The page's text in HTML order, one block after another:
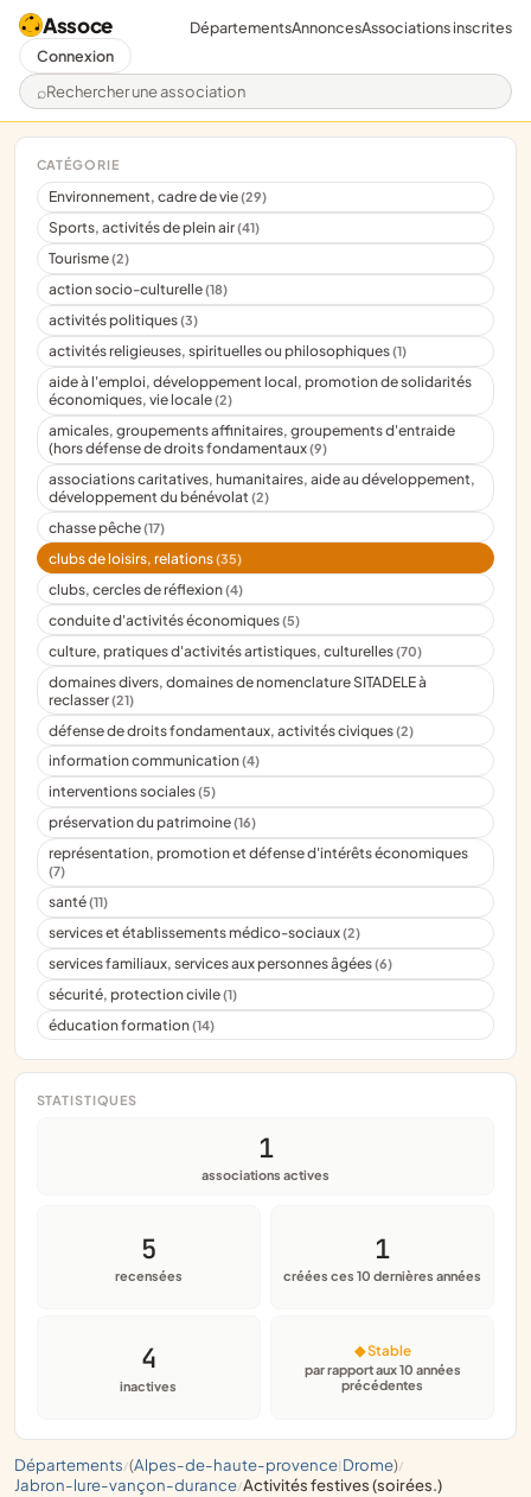
Assoce
Rechercher une association
DépartementsAnnoncesAssociations inscrites
Connexion
départements/( alpes-de-haute-provence| drome)/
jabron-lure-vançon-durance/ activités festives (soirées.)
CATÉGORIE
Environnement, cadre de vie(29)
Sports, activités de plein air(41)
Tourisme(2)
action socio-culturelle(18)
activités politiques(3)
activités religieuses, spirituelles ou philosophiques(1)
aide à l'emploi, développement local, promotion de solidarités
économiques, vie locale(2)
amicales, groupements affinitaires, groupements d'entraide
(hors défense de droits fondamentaux(9)
associations caritatives, humanitaires, aide au développement,
développement du bénévolat(2)
chasse pêche(17)
clubs de loisirs, relations(35)
clubs, cercles de réflexion(4)
conduite d'activités économiques(5)
culture, pratiques d'activités artistiques, culturelles(70)
domaines divers, domaines de nomenclature SITADELE à
reclasser(21)
défense de droits fondamentaux, activités civiques(2)
information communication(4)
interventions sociales(5)
préservation du patrimoine(16)
représentation, promotion et défense d'intérêts économiques
(7)
santé(11)
services et établissements médico-sociaux(2)
services familiaux, services aux personnes âgées(6)
sécurité, protection civile(1)
éducation formation(14)
STATISTIQUES
1
associations actives
5
recensées
1
créées ces 10 dernières années
4
inactives
◆ Stable
par rapport aux 10 années
précédentes